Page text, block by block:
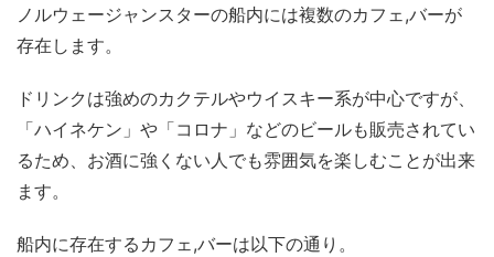
ノルウェージャンスターの船内には複数のカフェ,バーが
存在します。
ドリンクは強めのカクテルやウイスキー系が中心ですが、
「ハイネケン」や「コロナ」などのビールも販売されてい
るため、お酒に強くない人でも雰囲気を楽しむことが出来
ます。
船内に存在するカフェ,バーは以下の通り。